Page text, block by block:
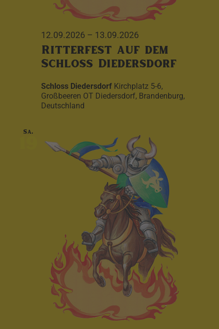
12.09.2026 – 13.09.2026
Ritterfest auf dem
Schloss Diedersdorf
Schloss Diedersdorf Kirchplatz 5-6,
Großbeeren OT Diedersdorf, Brandenburg,
Deutschland
Sa.